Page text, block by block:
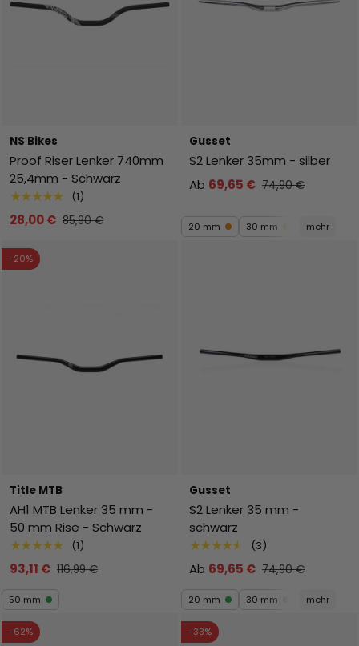
NS Bikes
Proof Riser Lenker 740mm
25,4mm - Schwarz
★★★★★ (1)
28,00 € 85,90 €
Gusset
S2 Lenker 35mm - silber
Ab 69,65 € 74,90 €
20 mm 30 mm mehr
-20%
Title MTB
AH1 MTB Lenker 35 mm -
50 mm Rise - Schwarz
★★★★★ (1)
93,11 € 116,99 €
50 mm
Gusset
S2 Lenker 35 mm -
schwarz
★★★★★ (3)
Ab 69,65 € 74,90 €
20 mm 30 mm mehr
-62% -33%